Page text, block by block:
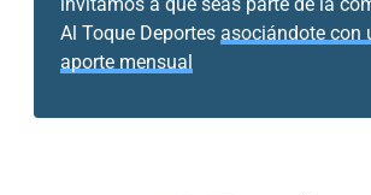
Al Toque Deportes asociándote con
aporte mensual